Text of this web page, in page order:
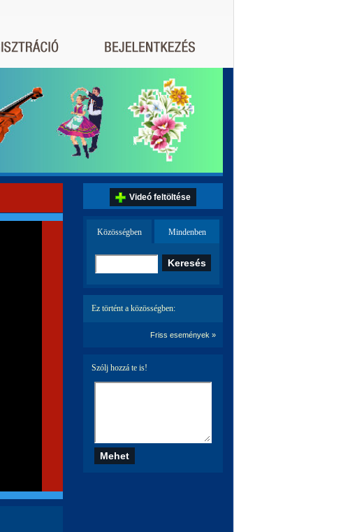
Videó feltöltése
Közösségben Mindenben
Ez történt a közösségben:
Friss események »
Szólj hozzá te is!